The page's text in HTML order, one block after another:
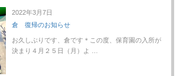
2022年3月7日
倉 復帰のお知らせ
お久しぶりです、倉です＊この度、保育園の入所が
決まり４月２５日（月）よ …